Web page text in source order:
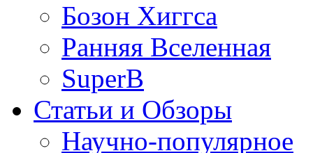
Бозон Хиггса
Ранняя Вселенная
SuperB
Статьи и Обзоры
Научно-популярное